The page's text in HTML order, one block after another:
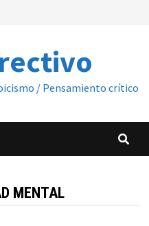
/ Pensamiento crítico
MENTAL